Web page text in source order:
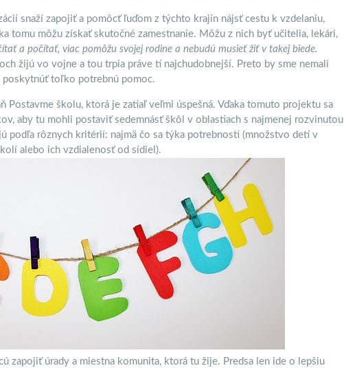
snaží zapojiť a pomôcť ľuďom z týchto krajín nájsť cestu k vzdelaniu,
tomu môžu získať skutočné zamestnanie. Môžu z nich byť učitelia, lekári,
a počítať, viac pomôžu svojej rodine a nebudú musieť žiť v takej biede.
žijú vo vojne a tou trpia práve tí najchudobnejší. Preto by sme nemali
poskytnúť toľko potrebnú pomoc.
Postavme školu, ktorá je zatiaľ veľmi úspešná. Vďaka tomuto projektu sa
aby tu mohli postaviť sedemnásť škôl v oblastiach s najmenej rozvinutou
podľa rôznych kritérií: najmä čo sa týka potrebnosti (množstvo detí v
alebo ich vzdialenosť od sídiel).
zapojiť úrady a miestna komunita, ktorá tu žije. Predsa len ide o lepšiu